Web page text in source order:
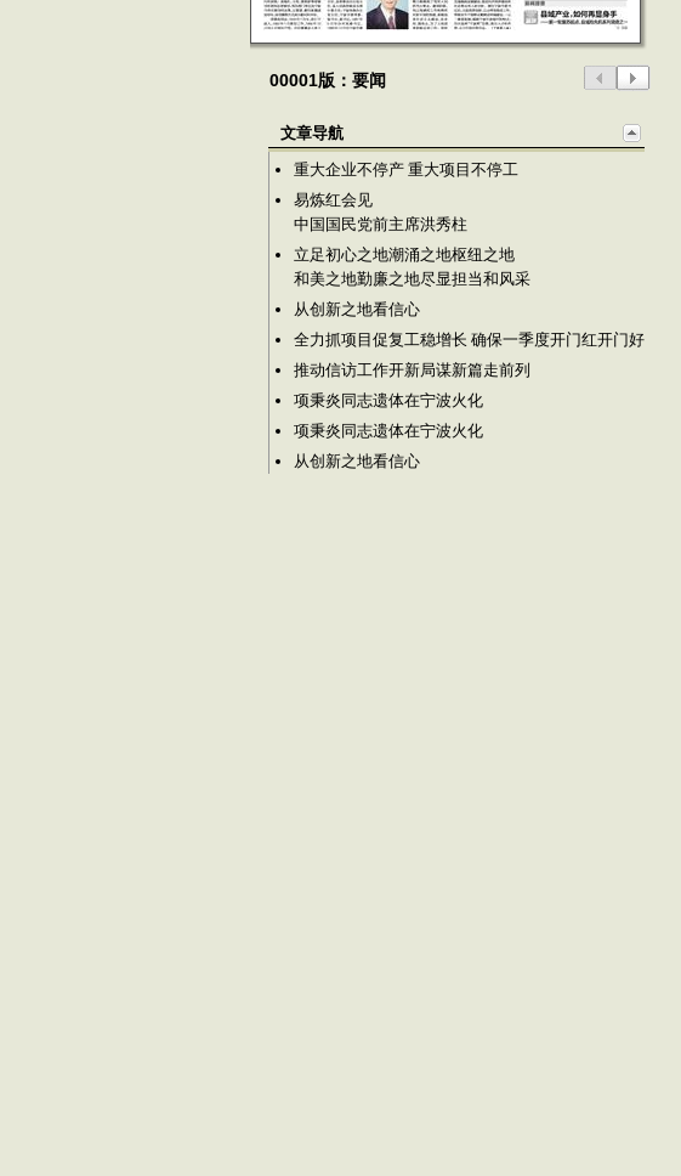
00001版：要闻
文章导航
重大企业不停产 重大项目不停工
易炼红会见
中国国民党前主席洪秀柱
立足初心之地潮涌之地枢纽之地
和美之地勤廉之地尽显担当和风采
从创新之地看信心
全力抓项目促复工稳增长 确保一季度开门红开门好
推动信访工作开新局谋新篇走前列
项秉炎同志遗体在宁波火化
项秉炎同志遗体在宁波火化
从创新之地看信心